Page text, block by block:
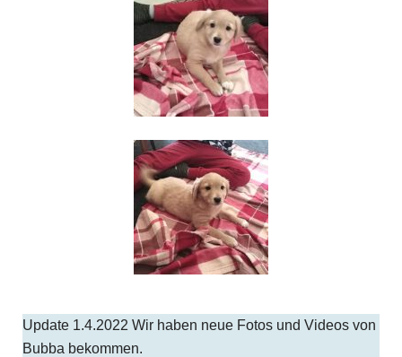
Update 1.4.2022 Wir haben neue Fotos und Videos von
Bubba bekommen.